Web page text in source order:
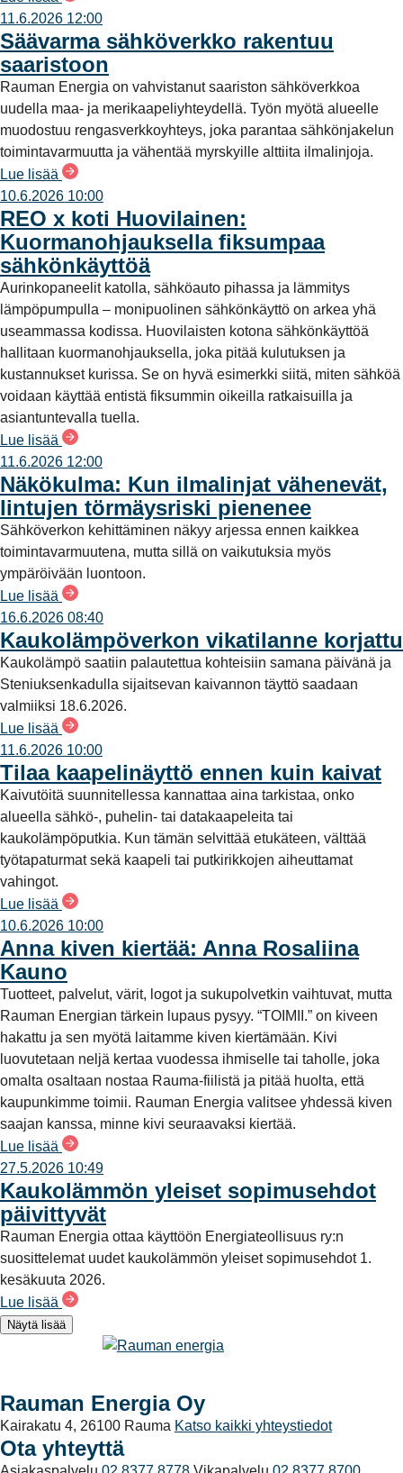
11.6.2026 12:00
Säävarma sähköverkko rakentuu
saaristoon
Rauman Energia on vahvistanut saariston sähköverkkoa
uudella maa- ja merikaapeliyhteydellä. Työn myötä alueelle
muodostuu rengasverkkoyhteys, joka parantaa sähkönjakelun
toimintavarmuutta ja vähentää myrskyille alttiita ilmalinjoja.
Lue lisää
10.6.2026 10:00
REO x koti Huovilainen:
Kuormanohjauksella fiksumpaa
sähkönkäyttöä
Aurinkopaneelit katolla, sähköauto pihassa ja lämmitys
lämpöpumpulla – monipuolinen sähkönkäyttö on arkea yhä
useammassa kodissa. Huovilaisten kotona sähkönkäyttöä
hallitaan kuormanohjauksella, joka pitää kulutuksen ja
kustannukset kurissa. Se on hyvä esimerkki siitä, miten sähköä
voidaan käyttää entistä fiksummin oikeilla ratkaisuilla ja
asiantuntevalla tuella.
Lue lisää
11.6.2026 12:00
Näkökulma: Kun ilmalinjat vähenevät,
lintujen törmäysriski pienenee
Sähköverkon kehittäminen näkyy arjessa ennen kaikkea
toimintavarmuutena, mutta sillä on vaikutuksia myös
ympäröivään luontoon.
Lue lisää
16.6.2026 08:40
Kaukolämpöverkon vikatilanne korjattu
Kaukolämpö saatiin palautettua kohteisiin samana päivänä ja
Steniuksenkadulla sijaitsevan kaivannon täyttö saadaan
valmiiksi 18.6.2026.
Lue lisää
11.6.2026 10:00
Tilaa kaapelinäyttö ennen kuin kaivat
Kaivutöitä suunnitellessa kannattaa aina tarkistaa, onko
alueella sähkö-, puhelin- tai datakaapeleita tai
kaukolämpöputkia. Kun tämän selvittää etukäteen, välttää
työtapaturmat sekä kaapeli tai putkirikkojen aiheuttamat
vahingot.
Lue lisää
10.6.2026 10:00
Anna kiven kiertää: Anna Rosaliina
Kauno
Tuotteet, palvelut, värit, logot ja sukupolvetkin vaihtuvat, mutta
Rauman Energian tärkein lupaus pysyy. “TOIMII.” on kiveen
hakattu ja sen myötä laitamme kiven kiertämään. Kivi
luovutetaan neljä kertaa vuodessa ihmiselle tai taholle, joka
omalta osaltaan nostaa Rauma-fiilistä ja pitää huolta, että
kaupunkimme toimii. Rauman Energia valitsee yhdessä kiven
saajan kanssa, minne kivi seuraavaksi kiertää.
Lue lisää
27.5.2026 10:49
Kaukolämmön yleiset sopimusehdot
päivittyvät
Rauman Energia ottaa käyttöön Energiateollisuus ry:n
suosittelemat uudet kaukolämmön yleiset sopimusehdot 1.
kesäkuuta 2026.
Lue lisää
Näytä lisää
Rauman Energia Oy
Kairakatu 4, 26100 Rauma Katso kaikki yhteystiedot
Ota yhteyttä